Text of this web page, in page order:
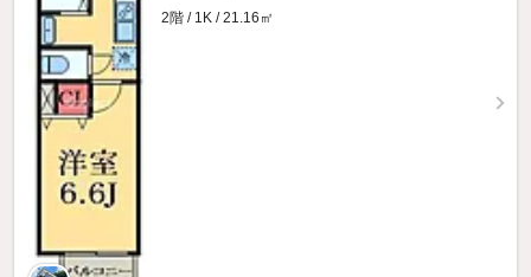
2階 / 1K / 21.16㎡